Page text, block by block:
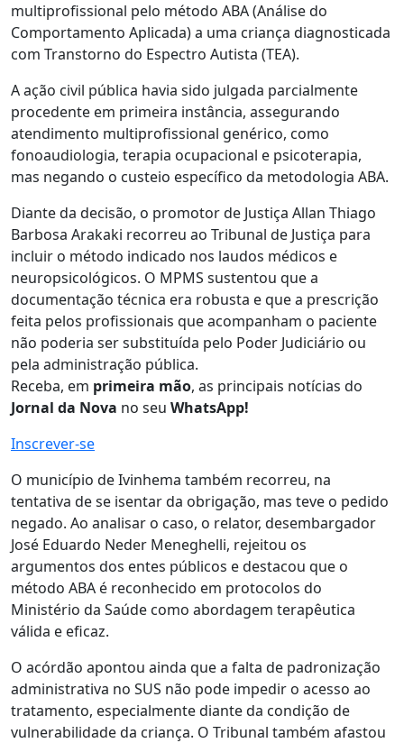
multiprofissional pelo método ABA (Análise do
Comportamento Aplicada) a uma criança diagnosticada
com Transtorno do Espectro Autista (TEA).
A ação civil pública havia sido julgada parcialmente
procedente em primeira instância, assegurando
atendimento multiprofissional genérico, como
fonoaudiologia, terapia ocupacional e psicoterapia,
mas negando o custeio específico da metodologia ABA.
Diante da decisão, o promotor de Justiça Allan Thiago
Barbosa Arakaki recorreu ao Tribunal de Justiça para
incluir o método indicado nos laudos médicos e
neuropsicológicos. O MPMS sustentou que a
documentação técnica era robusta e que a prescrição
feita pelos profissionais que acompanham o paciente
não poderia ser substituída pelo Poder Judiciário ou
pela administração pública.
Receba, em primeira mão, as principais notícias do
Jornal da Nova no seu WhatsApp!
Inscrever-se
O município de Ivinhema também recorreu, na
tentativa de se isentar da obrigação, mas teve o pedido
negado. Ao analisar o caso, o relator, desembargador
José Eduardo Neder Meneghelli, rejeitou os
argumentos dos entes públicos e destacou que o
método ABA é reconhecido em protocolos do
Ministério da Saúde como abordagem terapêutica
válida e eficaz.
O acórdão apontou ainda que a falta de padronização
administrativa no SUS não pode impedir o acesso ao
tratamento, especialmente diante da condição de
vulnerabilidade da criança. O Tribunal também afastou